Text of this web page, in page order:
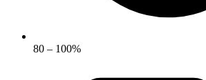
80 – 100%